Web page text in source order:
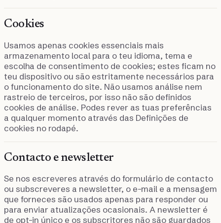
Cookies
Usamos apenas cookies essenciais mais
armazenamento local para o teu idioma, tema e
escolha de consentimento de cookies; estes ficam no
teu dispositivo ou são estritamente necessários para
o funcionamento do site. Não usamos análise nem
rastreio de terceiros, por isso não são definidos
cookies de análise. Podes rever as tuas preferências
a qualquer momento através das Definições de
cookies no rodapé.
Contacto e newsletter
Se nos escreveres através do formulário de contacto
ou subscreveres a newsletter, o e-mail e a mensagem
que forneces são usados apenas para responder ou
para enviar atualizações ocasionais. A newsletter é
de opt-in único e os subscritores não são guardados